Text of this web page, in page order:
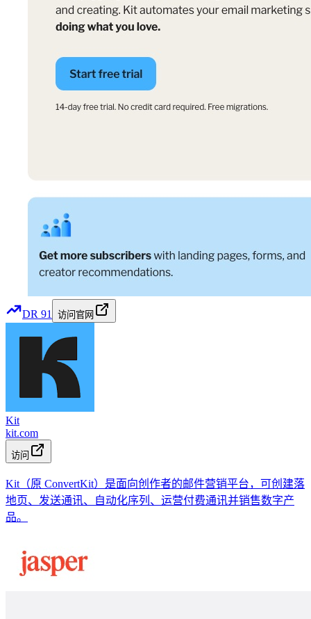
DR 91 访问官网
Kit
kit.com
访问
Kit（原 ConvertKit）是面向创作者的邮件营销平台，可创建落
地页、发送通讯、自动化序列、运营付费通讯并销售数字产
品。